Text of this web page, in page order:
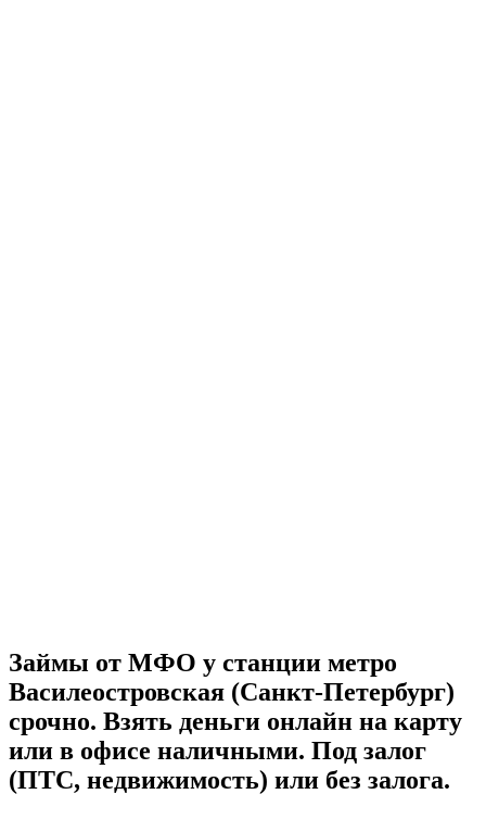
Займы от МФО у станции метро
Василеостровская (Санкт-Петербург)
срочно. Взять деньги онлайн на карту
или в офисе наличными. Под залог
(ПТС, недвижимость) или без залога.